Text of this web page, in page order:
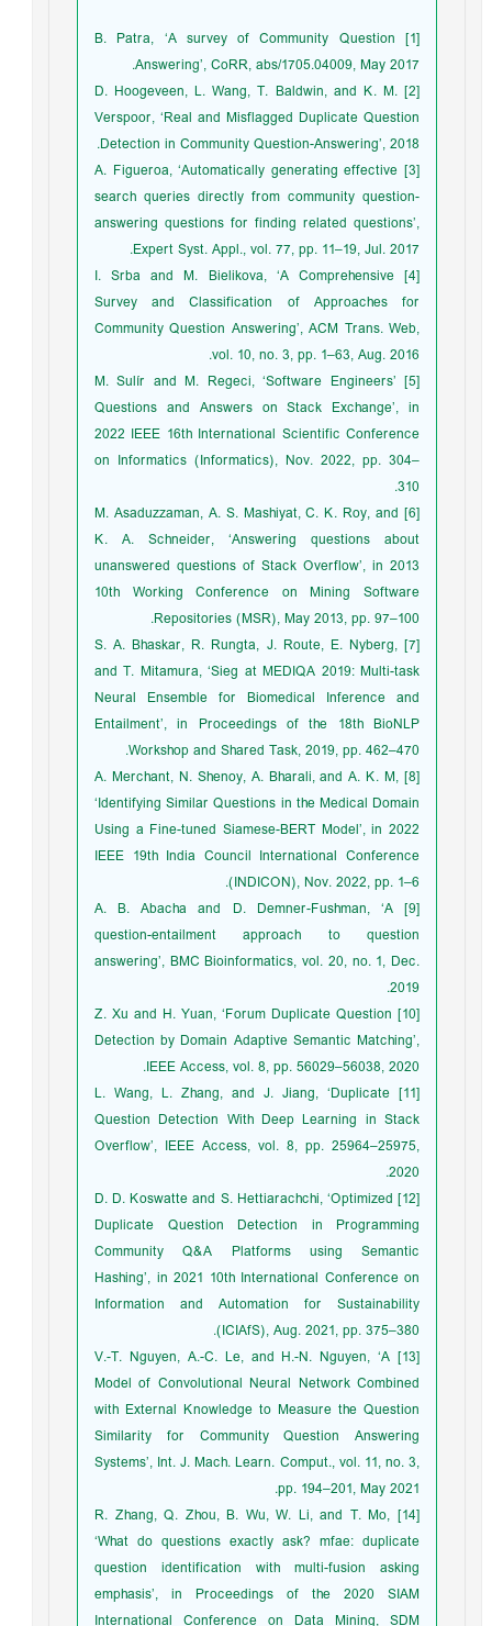
[1] B. Patra, ‘A survey of Community Question
Answering’, CoRR, abs/1705.04009, May 2017.
[2] D. Hoogeveen, L. Wang, T. Baldwin, and K. M.
Verspoor, ‘Real and Misflagged Duplicate Question
Detection in Community Question-Answering’, 2018.
[3] A. Figueroa, ‘Automatically generating effective
search queries directly from community question-
answering questions for finding related questions’,
Expert Syst. Appl., vol. 77, pp. 11–19, Jul. 2017.
[4] I. Srba and M. Bielikova, ‘A Comprehensive
Survey and Classification of Approaches for
Community Question Answering’, ACM Trans. Web,
vol. 10, no. 3, pp. 1–63, Aug. 2016.
[5] M. Sulír and M. Regeci, ‘Software Engineers’
Questions and Answers on Stack Exchange’, in
2022 IEEE 16th International Scientific Conference
on Informatics (Informatics), Nov. 2022, pp. 304–
310.
[6] M. Asaduzzaman, A. S. Mashiyat, C. K. Roy, and
K. A. Schneider, ‘Answering questions about
unanswered questions of Stack Overflow’, in 2013
10th Working Conference on Mining Software
Repositories (MSR), May 2013, pp. 97–100.
[7] S. A. Bhaskar, R. Rungta, J. Route, E. Nyberg,
and T. Mitamura, ‘Sieg at MEDIQA 2019: Multi-task
Neural Ensemble for Biomedical Inference and
Entailment’, in Proceedings of the 18th BioNLP
Workshop and Shared Task, 2019, pp. 462–470.
[8] A. Merchant, N. Shenoy, A. Bharali, and A. K. M,
‘Identifying Similar Questions in the Medical Domain
Using a Fine-tuned Siamese-BERT Model’, in 2022
IEEE 19th India Council International Conference
(INDICON), Nov. 2022, pp. 1–6.
[9] A. B. Abacha and D. Demner-Fushman, ‘A
question-entailment approach to question
answering’, BMC Bioinformatics, vol. 20, no. 1, Dec.
2019.
[10] Z. Xu and H. Yuan, ‘Forum Duplicate Question
Detection by Domain Adaptive Semantic Matching’,
IEEE Access, vol. 8, pp. 56029–56038, 2020.
[11] L. Wang, L. Zhang, and J. Jiang, ‘Duplicate
Question Detection With Deep Learning in Stack
Overflow’, IEEE Access, vol. 8, pp. 25964–25975,
2020.
[12] D. D. Koswatte and S. Hettiarachchi, ‘Optimized
Duplicate Question Detection in Programming
Community Q&A Platforms using Semantic
Hashing’, in 2021 10th International Conference on
Information and Automation for Sustainability
(ICIAfS), Aug. 2021, pp. 375–380.
[13] V.-T. Nguyen, A.-C. Le, and H.-N. Nguyen, ‘A
Model of Convolutional Neural Network Combined
with External Knowledge to Measure the Question
Similarity for Community Question Answering
Systems’, Int. J. Mach. Learn. Comput., vol. 11, no. 3,
pp. 194–201, May 2021.
[14] R. Zhang, Q. Zhou, B. Wu, W. Li, and T. Mo,
‘What do questions exactly ask? mfae: duplicate
question identification with multi-fusion asking
emphasis’, in Proceedings of the 2020 SIAM